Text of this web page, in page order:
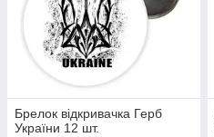
Брелок відкривачка Герб
України 12 шт.